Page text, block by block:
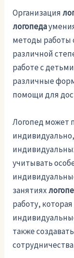
Организация
логопеда
методы работы
различной
работе с
различные
помощи для
Логопед может
учитывать
занятиях
работу,
также